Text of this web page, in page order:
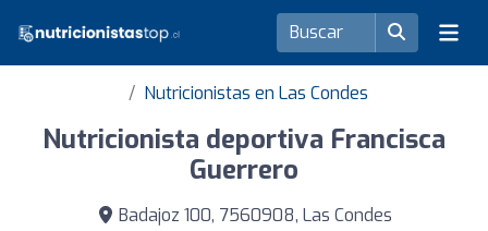
Nutricionistas en Las Condes
Nutricionista deportiva Francisca
Guerrero
Badajoz 100, 7560908, Las Condes